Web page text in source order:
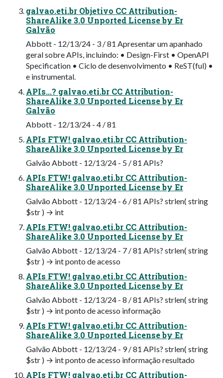
galvao.eti.br Objetivo CC Attribution-
ShareAlike 3.0 Unported License by Er
Galvão
Abbott - 12/13/24 - 3 / 81 Apresentar um apanhado
geral sobre APIs, incluindo: • Design-First • OpenAPI
Specification • Ciclo de desenvolvimento • ReST(ful) •
e instrumental.
APIs...? galvao.eti.br CC Attribution-
ShareAlike 3.0 Unported License by Er
Galvão
Abbott - 12/13/24 - 4 / 81
APIs FTW! galvao.eti.br CC Attribution-
ShareAlike 3.0 Unported License by Er
Galvão Abbott - 12/13/24 - 5 / 81 APIs?
APIs FTW! galvao.eti.br CC Attribution-
ShareAlike 3.0 Unported License by Er
Galvão Abbott - 12/13/24 - 6 / 81 APIs? strlen( string
$str ) → int
APIs FTW! galvao.eti.br CC Attribution-
ShareAlike 3.0 Unported License by Er
Galvão Abbott - 12/13/24 - 7 / 81 APIs? strlen( string
$str ) → int ponto de acesso
APIs FTW! galvao.eti.br CC Attribution-
ShareAlike 3.0 Unported License by Er
Galvão Abbott - 12/13/24 - 8 / 81 APIs? strlen( string
$str ) → int ponto de acesso informação
APIs FTW! galvao.eti.br CC Attribution-
ShareAlike 3.0 Unported License by Er
Galvão Abbott - 12/13/24 - 9 / 81 APIs? strlen( string
$str ) → int ponto de acesso informação resultado
APIs FTW! galvao.eti.br CC Attribution-